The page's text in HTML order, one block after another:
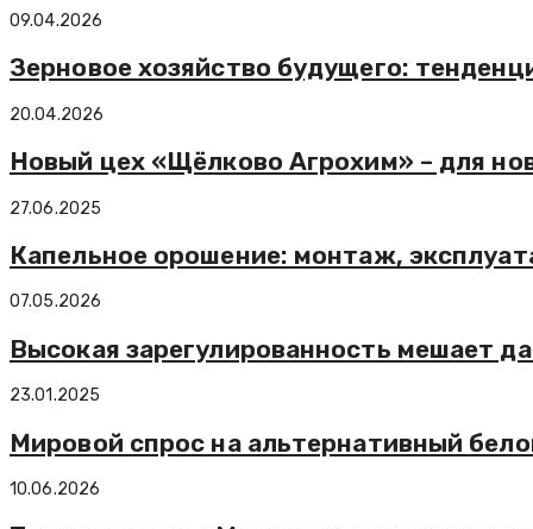
09.04.2026
Зерновое хозяйство будущего:
20.04.2026
Новый цех «Щёлково Агрохим» – для
27.06.2025
Капельное орошение: монтаж,
07.05.2026
Высокая зарегулированность мешает
23.01.2025
Мировой спрос на альтернативный
10.06.2026